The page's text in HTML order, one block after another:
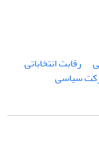
رقابت انتخاباتی
سیاسی